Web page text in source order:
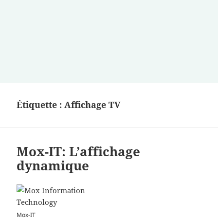
Étiquette :Affichage TV
Mox-IT: L’affichage
dynamique
Mox-IT